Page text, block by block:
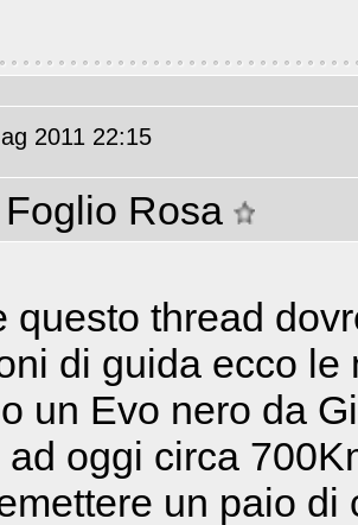
2011 22:15
Rosa
questo thread
di guida ecco le
un Evo nero da
ad oggi circa
un paio di